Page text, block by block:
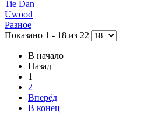
Tie Dan
Uwood
Разное
Показано 1 - 18 из 22
В начало
Назад
1
2
Вперёд
В конец